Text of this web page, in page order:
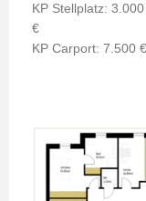
KP Stellplatz: 3.000
€
KP Carport: 7.500 €